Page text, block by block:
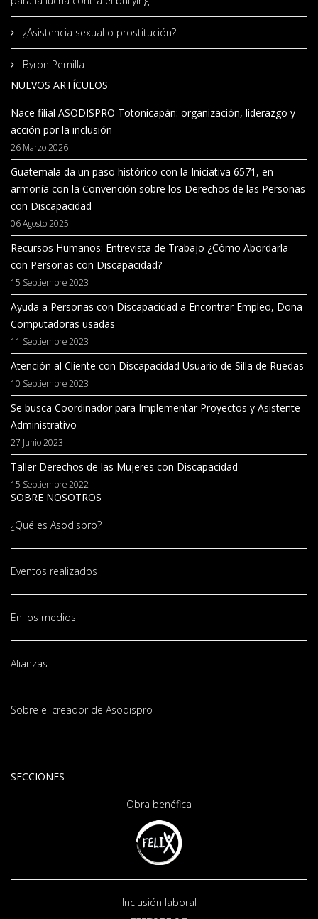
¿Asistencia sexual o prostitución?
Byron Pernilla
NUEVOS ARTÍCULOS
Nace filial ASODISPRO Totonicapán: organización, liderazgo y
acción por la inclusión
26 Marzo 2026
Guatemala da un paso histórico con la Iniciativa 6571, en
armonía con la Convención sobre los Derechos de las Personas
con Discapacidad
06 Agosto 2025
Recursos Humanos: Entrevista de Trabajo ¿Cómo Abordarla
con Personas con Discapacidad?
15 Septiembre 2023
Ayuda a Personas con Discapacidad a Encontrar Empleo, Dona
Computadoras usadas
11 Septiembre 2023
Atención al Cliente con Discapacidad Usuario de Silla de Ruedas
10 Septiembre 2023
Se busca Coordinador para Implementar Proyectos y Asistente
Administrativo
27 Junio 2023
Taller Derechos de las Mujeres con Discapacidad
15 Septiembre 2022
SOBRE NOSOTROS
¿Qué es Asodispro?
Eventos realizados
En los medios
Alianzas
Sobre el creador de Asodispro
SECCIONES
Obra benéfica
Inclusión laboral